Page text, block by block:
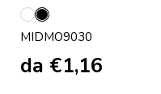
Bianco
Nero
MIDMO9030
da €1,16